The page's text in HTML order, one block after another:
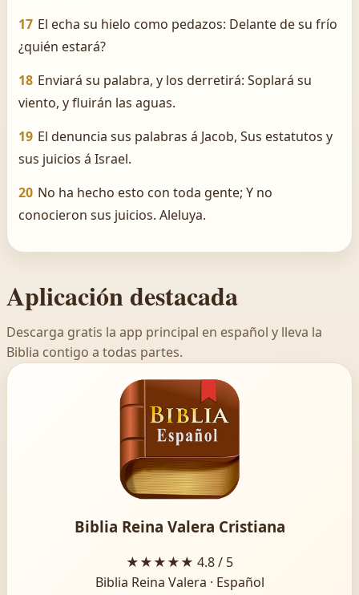
17 El echa su hielo como pedazos: Delante de su frío
¿quién estará?
18 Enviará su palabra, y los derretirá: Soplará su
viento, y fluirán las aguas.
19 El denuncia sus palabras á Jacob, Sus estatutos y
sus juicios á Israel.
20 No ha hecho esto con toda gente; Y no
conocieron sus juicios. Aleluya.
Aplicación destacada
Descarga gratis la app principal en español y lleva la
Biblia contigo a todas partes.
Biblia Reina Valera Cristiana
★★★★★ 4.8 / 5
Biblia Reina Valera · Español